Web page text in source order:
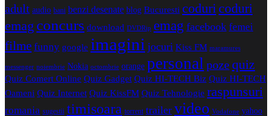
adult audio bani benzi desenate blog Bucuresti coduricoduri
emag concurs download DVDRip emag facebook femei
filme funny google imagini jocuri Kiss FM maramures
messenger noiembrie Nokia octombrie orange personal pozequiz
Quiz Comert Online Quiz Gadget Quiz HI-TECH Biz Quiz HI-TECH
Oameni Quiz Internet Quiz KissFM Quiz Tehnologie raspunsuri
romania sugestii timisoara torrent trailer video Vodafone yahoo